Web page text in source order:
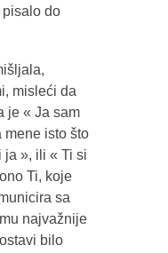
do
misleći da
je « Ja sam
mene isto što
ja », ili « Ti si
Ti, koje
sa
najvažnije
bilo